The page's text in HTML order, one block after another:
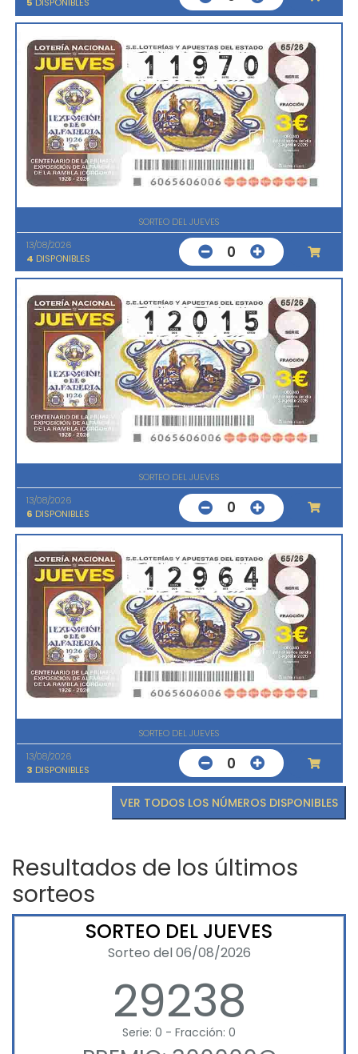
5 DISPONIBLES
SORTEO DEL JUEVES
13/08/2026
4 DISPONIBLES 0
SORTEO DEL JUEVES
13/08/2026
6 DISPONIBLES 0
SORTEO DEL JUEVES
13/08/2026
3 DISPONIBLES 0
VER TODOS LOS NÚMEROS DISPONIBLES
Resultados de los últimos
sorteos
SORTEO DEL JUEVES
Sorteo del 06/08/2026
29238
Serie: 0 - Fracción: 0